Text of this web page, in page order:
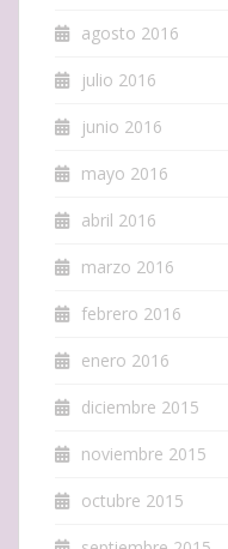
agosto 2016
julio 2016
junio 2016
mayo 2016
abril 2016
marzo 2016
febrero 2016
enero 2016
diciembre 2015
noviembre 2015
octubre 2015